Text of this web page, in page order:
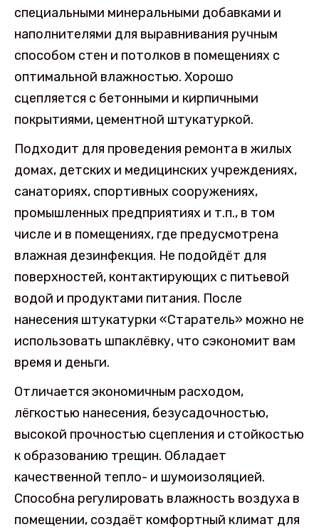
специальными минеральными добавками и
наполнителями для выравнивания ручным
способом стен и потолков в помещениях с
оптимальной влажностью. Хорошо
сцепляется с бетонными и кирпичными
покрытиями, цементной штукатуркой.
Подходит для проведения ремонта в жилых
домах, детских и медицинских учреждениях,
санаториях, спортивных сооружениях,
промышленных предприятиях и т.п., в том
числе и в помещениях, где предусмотрена
влажная дезинфекция. Не подойдёт для
поверхностей, контактирующих с питьевой
водой и продуктами питания. После
нанесения штукатурки «Старатель» можно не
использовать шпаклёвку, что сэкономит вам
время и деньги.
Отличается экономичным расходом,
лёгкостью нанесения, безусадочностью,
высокой прочностью сцепления и стойкостью
к образованию трещин. Обладает
качественной тепло- и шумоизоляцией.
Способна регулировать влажность воздуха в
помещении, создаёт комфортный климат для